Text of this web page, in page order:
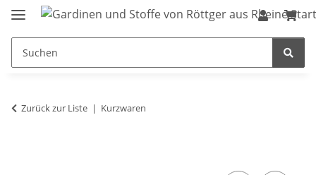
Zurück zur Liste Kurzwaren